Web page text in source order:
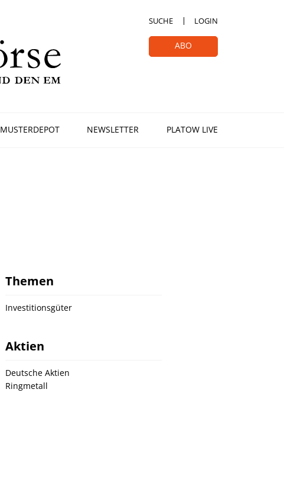
SUCHE LOGIN
ABO
MUSTERDEPOT NEWSLETTER
PLATOW LIVE
Themen
Investitionsgüter
Aktien
Deutsche Aktien
Ringmetall